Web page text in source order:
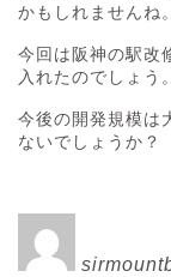
かもしれませんね。
今回は阪神の駅改
入れたのでしょう。
今後の開発規模は
ないでしょうか？